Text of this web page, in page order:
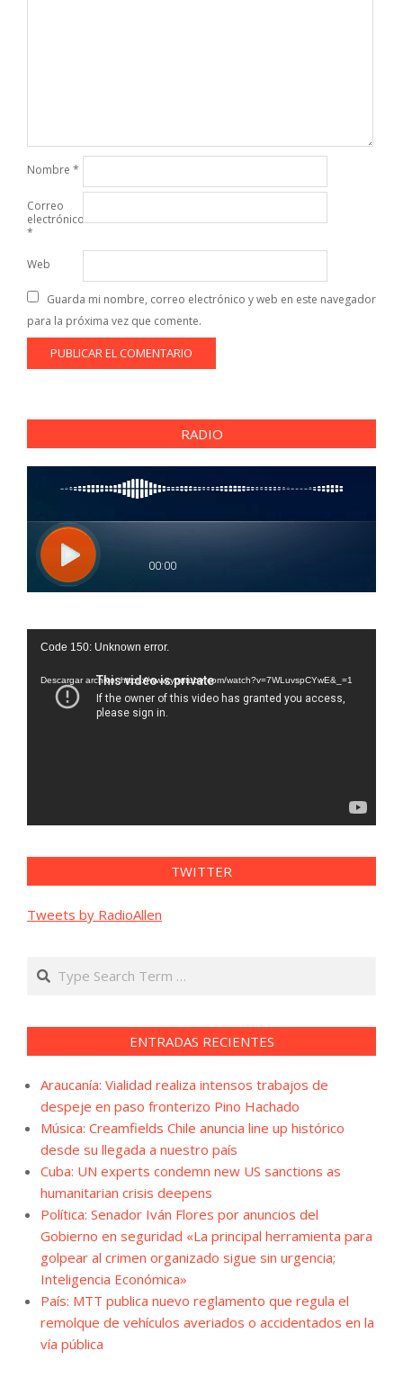
Nombre *
Correo
electrónico
*
Web
Guarda mi nombre, correo electrónico y web en este navegador
para la próxima vez que comente.
RADIO
Reproductor
vídeo
Code 150: Unknown error.
Descargar archivo: https://www.youtube.com/watch?v=7WLuvspCYwE&_=1
TWITTER
Tweets by RadioAllen
Search
ENTRADAS RECIENTES
Araucanía: Vialidad realiza intensos trabajos de
despeje en paso fronterizo Pino Hachado
Música: Creamfields Chile anuncia line up histórico
desde su llegada a nuestro país
Cuba: UN experts condemn new US sanctions as
humanitarian crisis deepens
Política: Senador Iván Flores por anuncios del
Gobierno en seguridad «La principal herramienta para
golpear al crimen organizado sigue sin urgencia;
Inteligencia Económica»
País: MTT publica nuevo reglamento que regula el
remolque de vehículos averiados o accidentados en la
vía pública